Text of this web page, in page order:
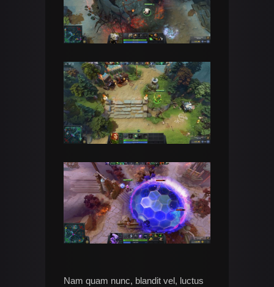
Nam quam nunc, blandit vel, luctus